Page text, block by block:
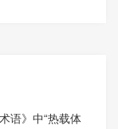
语》中“热载体